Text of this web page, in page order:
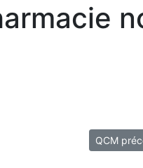
QCM